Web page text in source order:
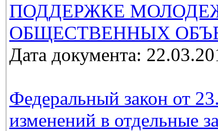
ПОДДЕРЖКЕ
ОБЩЕСТВЕННЫХ
Дата документа:
Федеральный закон от
изменений в отдельные